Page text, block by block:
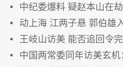
中纪委爆料 疑赵本山在
动上海 江两子悬 郭伯雄
王岐山访美 能否追回令完成？夏
中国两常委同年访美玄